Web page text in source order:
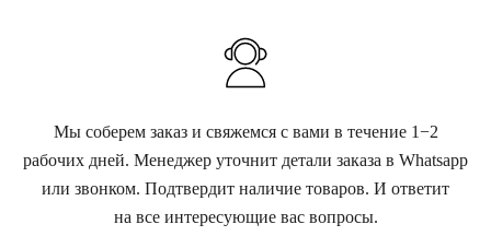
Мы соберем заказ и свяжемся с вами в течение 1−2
рабочих дней. Менеджер уточнит детали заказа в Whatsapp
или звонком. Подтвердит наличие товаров. И ответит
на все интересующие вас вопросы.